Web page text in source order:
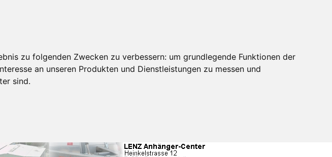
zu folgenden Zwecken zu verbessern: um grundlegende Funktionen der
an unseren Produkten und Dienstleistungen zu messen und
sind.